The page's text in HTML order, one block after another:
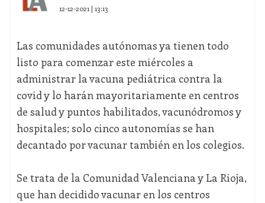
12-12-2021 | 13:13
Las comunidades autónomas ya tienen todo
listo para comenzar este miércoles a
administrar la vacuna pediátrica contra la
covid y lo harán mayoritariamente en centros
de salud y puntos habilitados, vacunódromos y
hospitales; solo cinco autonomías se han
decantado por vacunar también en los colegios.
Se trata de la Comunidad Valenciana y La Rioja,
que han decidido vacunar en los centros